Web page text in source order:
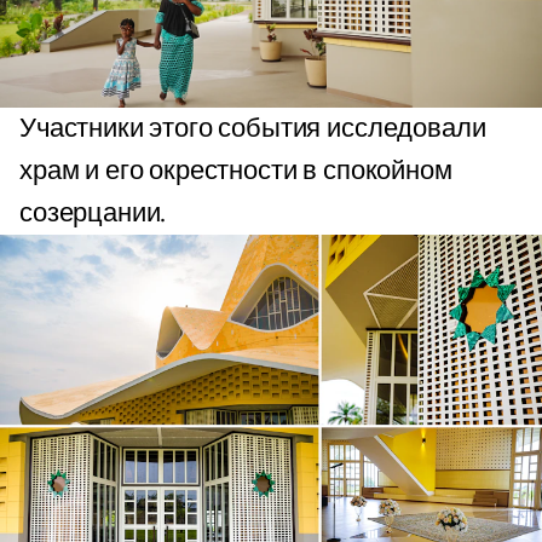
Участники этого события исследовали
храм и его окрестности в спокойном
созерцании.